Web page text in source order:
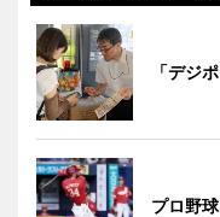
「デジ
プロ野